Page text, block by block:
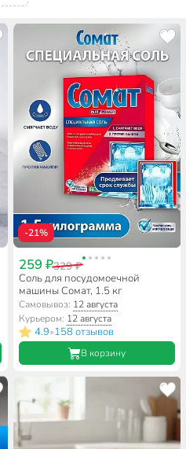
-21%
259 ₽329 ₽
Соль для посудомоечной
машины Сомат, 1.5 кг
Самовывоз: 12 августа
Курьером: 12 августа
4.9•158 отзывов
В корзину